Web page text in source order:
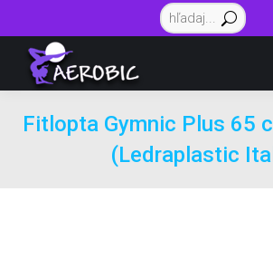
Vyhľadávanie:
Fitlopta Gymnic Plus 65
(Ledraplastic